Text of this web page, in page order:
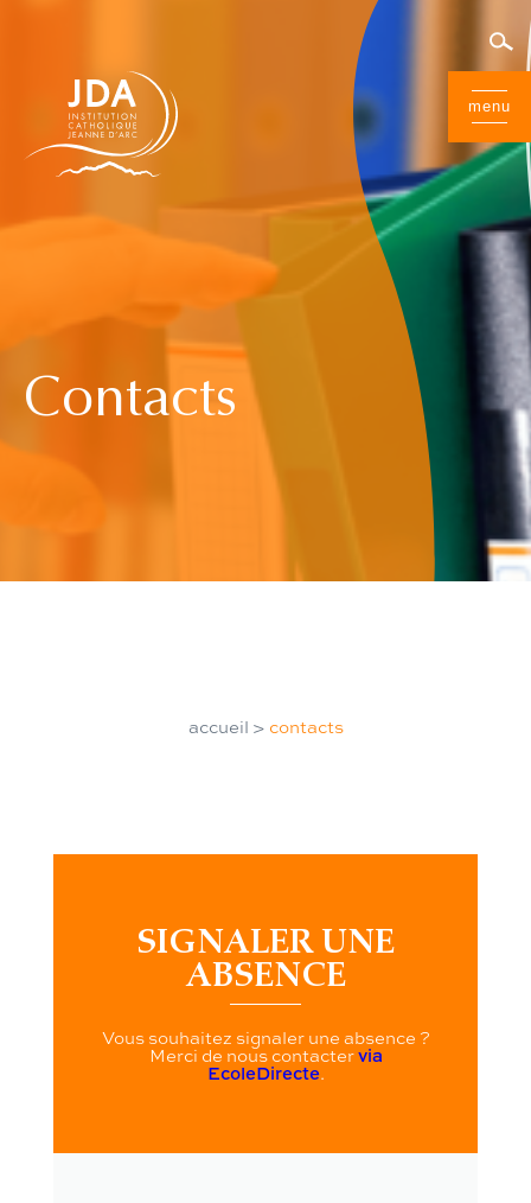
menu
Contacts
accueil > contacts
SIGNALER UNE
ABSENCE
Vous souhaitez signaler une absence ?
Merci de nous contactervia
EcoleDirecte.